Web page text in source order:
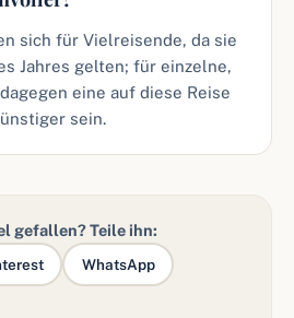
sich für Vielreisende, da sie
Jahres gelten; für einzelne,
eine auf diese Reise
sein.
gefallen? Teile ihn:
WhatsApp